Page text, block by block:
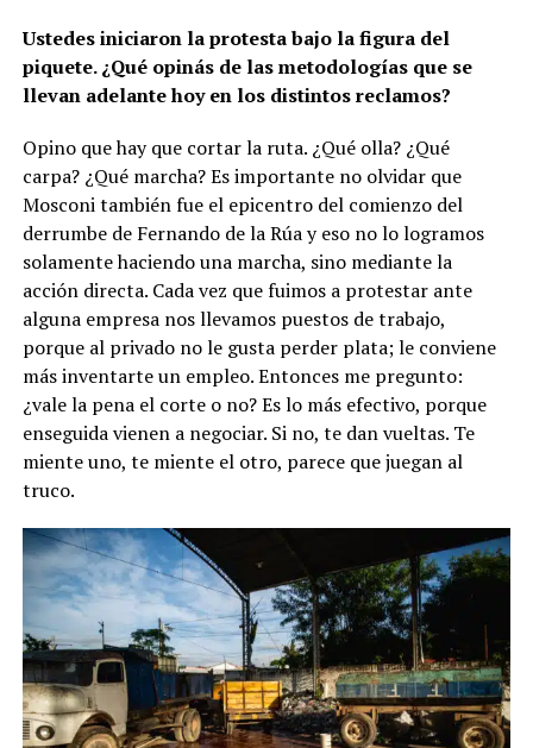
Ustedes iniciaron la protesta bajo la figura del
piquete. ¿Qué opinás de las metodologías que se
llevan adelante hoy en los distintos reclamos?
Opino que hay que cortar la ruta. ¿Qué olla? ¿Qué
carpa? ¿Qué marcha? Es importante no olvidar que
Mosconi también fue el epicentro del comienzo del
derrumbe de Fernando de la Rúa y eso no lo logramos
solamente haciendo una marcha, sino mediante la
acción directa. Cada vez que fuimos a protestar ante
alguna empresa nos llevamos puestos de trabajo,
porque al privado no le gusta perder plata; le conviene
más inventarte un empleo. Entonces me pregunto:
¿vale la pena el corte o no? Es lo más efectivo, porque
enseguida vienen a negociar. Si no, te dan vueltas. Te
miente uno, te miente el otro, parece que juegan al
truco.